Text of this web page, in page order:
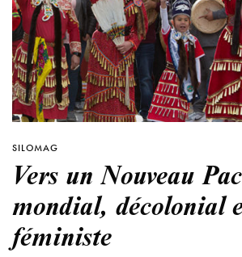
SILOMAG
Vers un Nouveau
mondial, décolonial
féministe